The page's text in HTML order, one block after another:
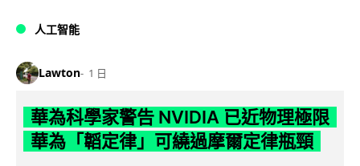
人工智能
Lawton 1 日
華為科學家警告 NVIDIA 已近物理極限
華為「韜定律」可繞過摩爾定律瓶頸